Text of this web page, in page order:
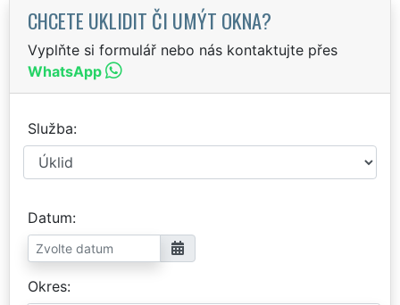
CHCETE UKLIDIT ČI UMÝT OKNA?
Vyplňte si formulář nebo nás kontaktujte přes
WhatsApp
Služba
Datum
Okres